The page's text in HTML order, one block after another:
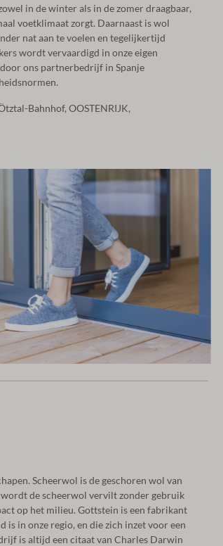
in de winter als in de zomer draagbaar,
voetklimaat zorgt. Daarnaast is wol
nat aan te voelen en tegelijkertijd
wordt vervaardigd in onze eigen
ons partnerbedrijf in Spanje
Bahnhof, OOSTENRIJK,
Scheerwol is de geschoren wol van
de scheerwol vervilt zonder gebruik
op het milieu. Gottstein is een fabrikant
in onze regio, en die zich inzet voor een
is altijd een citaat van Charles Darwin